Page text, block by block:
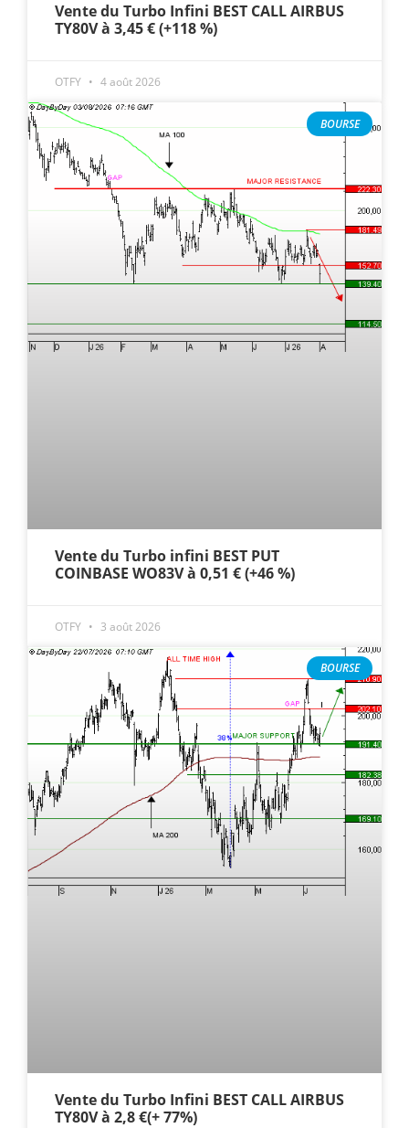
Vente du Turbo Infini BEST CALL AIRBUS
TY80V à 3,45 € (+118 %)
OTFY 4 août 2026
BOURSE
Vente du Turbo infini BEST PUT
COINBASE WO83V à 0,51 € (+46 %)
OTFY 3 août 2026
BOURSE
Vente du Turbo Infini BEST CALL AIRBUS
TY80V à 2,8 €(+ 77%)